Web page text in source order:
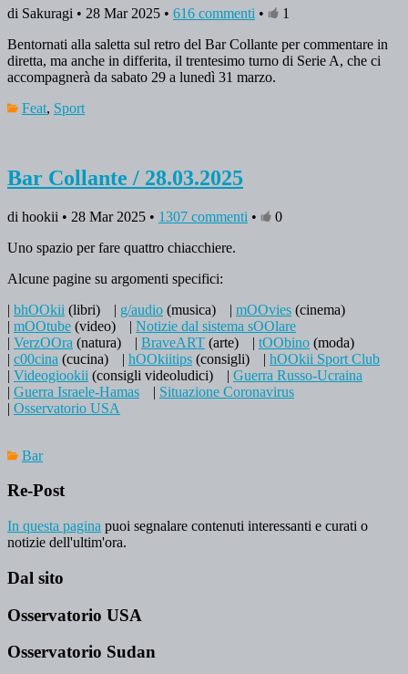
di Sakuragi • 28 Mar 2025 • 616 commenti •
1
Bentornati alla saletta sul retro del Bar Collante per commentare in
diretta, ma anche in differita, il trentesimo turno di Serie A, che ci
accompagnerà da sabato 29 a lunedì 31 marzo.
Feat, Sport
Bar Collante / 28.03.2025
di hookii • 28 Mar 2025 • 1307 commenti •
0
Uno spazio per fare quattro chiacchiere.
Alcune pagine su argomenti specifici:
| bhOOkii (libri) | g/audio (musica) | mOOvies (cinema)
| mOOtube (video) | Notizie dal sistema sOOlare
| VerzOOra (natura) | BraveART (arte) | tOObino (moda)
| c00cina (cucina) | hOOkiitips (consigli) | hOOkii Sport Club
| Videogiookii (consigli videoludici) | Guerra Russo-Ucraina
| Guerra Israele-Hamas | Situazione Coronavirus
| Osservatorio USA
Bar
Re-Post
In questa pagina puoi segnalare contenuti interessanti e curati o
notizie dell'ultim'ora.
Dal sito
Osservatorio USA
Osservatorio Sudan